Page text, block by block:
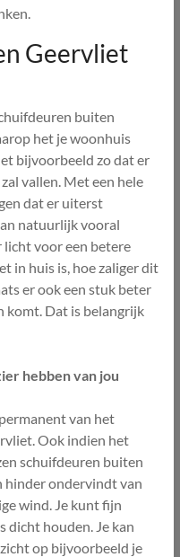
Geervliet
buiten
het je woonhuis
bijvoorbeeld zo dat er
vallen. Met een hele
dat er uiterst
natuurlijk vooral
licht voor een betere
in huis is, hoe zaliger dit
er ook een stuk beter
komt. Dat is belangrijk
hebben van jou
van het
Ook indien het
schuifdeuren buiten
hinder ondervindt van
wind. Je kunt fijn
dicht houden. Je kan
op bijvoorbeeld je